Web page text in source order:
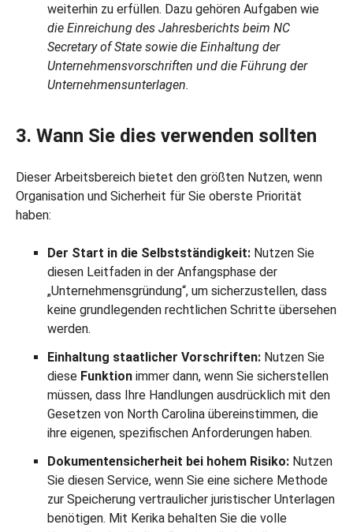
weiterhin zu erfüllen. Dazu gehören Aufgaben wie
die Einreichung des Jahresberichts beim NC
Secretary of State sowie die Einhaltung der
Unternehmensvorschriften und die Führung der
Unternehmensunterlagen.
3. Wann Sie dies verwenden sollten
Dieser Arbeitsbereich bietet den größten Nutzen, wenn
Organisation und Sicherheit für Sie oberste Priorität
haben:
Der Start in die Selbstständigkeit: Nutzen Sie
diesen Leitfaden in der Anfangsphase der
„Unternehmensgründung“, um sicherzustellen, dass
keine grundlegenden rechtlichen Schritte übersehen
werden.
Einhaltung staatlicher Vorschriften: Nutzen Sie
diese Funktion immer dann, wenn Sie sicherstellen
müssen, dass Ihre Handlungen ausdrücklich mit den
Gesetzen von North Carolina übereinstimmen, die
ihre eigenen, spezifischen Anforderungen haben.
Dokumentensicherheit bei hohem Risiko: Nutzen
Sie diesen Service, wenn Sie eine sichere Methode
zur Speicherung vertraulicher juristischer Unterlagen
benötigen. Mit Kerika behalten Sie die volle